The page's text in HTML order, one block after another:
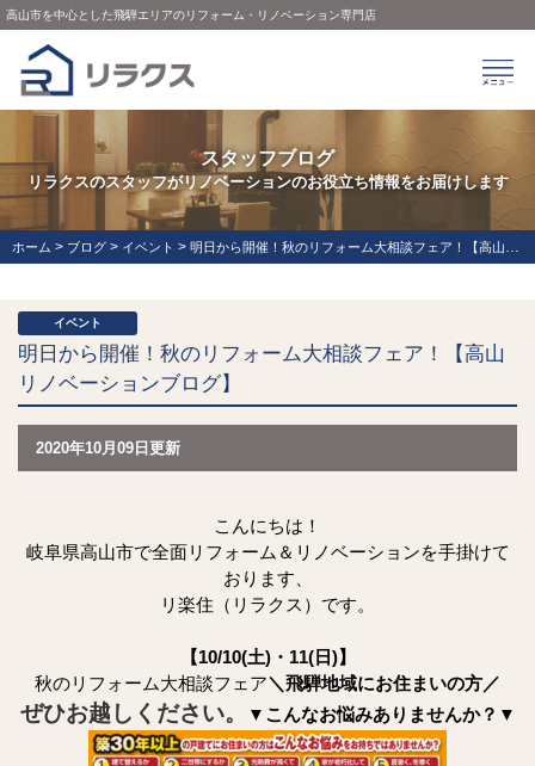
高山市を中心とした飛騨エリアのリフォーム・リノベーション専門店
スタッフブログ
リラクスのスタッフがリノベーションのお役立ち情報をお届けします
ホーム > ブログ > イベント > 明日から開催！秋のリフォーム大相談フェア！【高山リノベーションブログ】
イベント
明日から開催！秋のリフォーム大相談フェア！【高山
リノベーションブログ】
2020年10月09日更新
こんにちは！
岐阜県高山市で全面リフォーム＆リノベーションを手掛けて
おります、
リ楽住（リラクス）です。
【10/10(土)・11(日)】
秋のリフォーム大相談フェア＼飛騨地域にお住まいの方／
ぜひお越しください。 ▼こんなお悩みありませんか？▼